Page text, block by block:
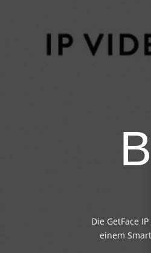
Die GetFace
einem